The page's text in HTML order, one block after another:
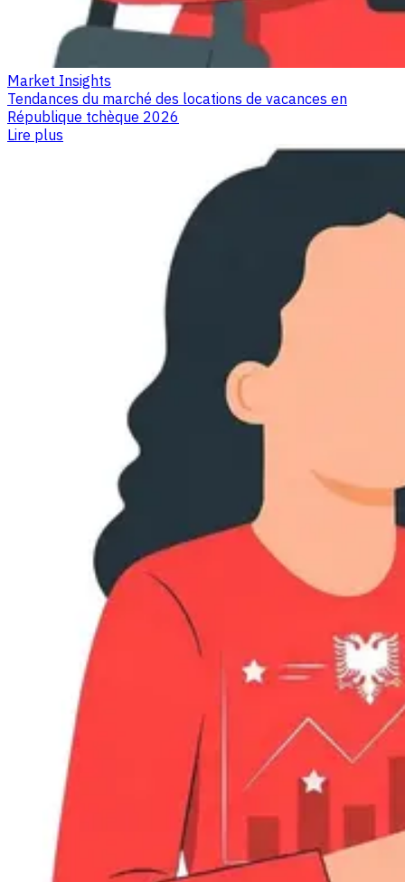
Market Insights
Tendances du marché des locations de vacances en
République tchèque 2026
Lire plus